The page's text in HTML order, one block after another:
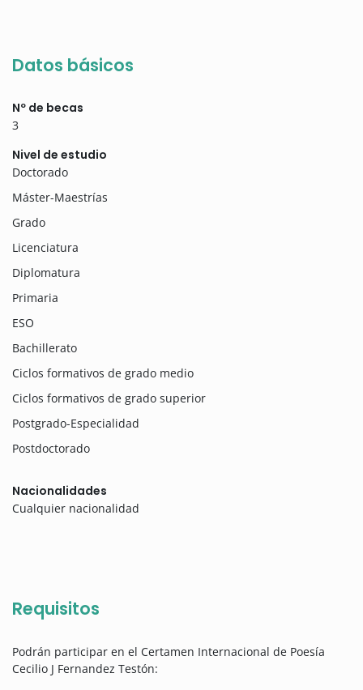
Datos básicos
Nº de becas
3
Nivel de estudio
Doctorado
Máster-Maestrías
Grado
Licenciatura
Diplomatura
Primaria
ESO
Bachillerato
Ciclos formativos de grado medio
Ciclos formativos de grado superior
Postgrado-Especialidad
Postdoctorado
Nacionalidades
Cualquier nacionalidad
Requisitos
Podrán participar en el Certamen Internacional de Poesía
Cecilio J Fernandez Testón: